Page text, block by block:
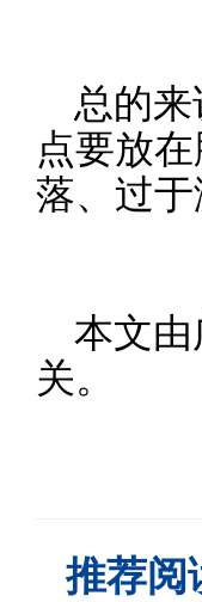
总的
点要放
落、过于
本文
关。
推荐阅